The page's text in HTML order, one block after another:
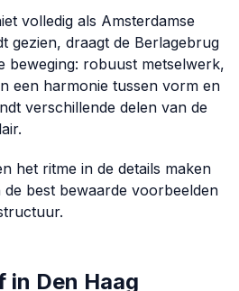
volledig als Amsterdamse
gezien, draagt de Berlagebrug
beweging: robuust metselwerk,
een harmonie tussen vorm en
verschillende delen van de
het ritme in de details maken
best bewaarde voorbeelden
in Den Haag